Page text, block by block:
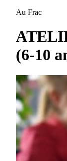
Au Frac
(6-10